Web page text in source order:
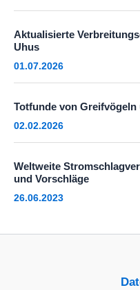
Aktualisierte
Uhus
01.07.2026
Totfunde von Greifvögeln
02.02.2026
Weltweite
und Vorschläge
26.06.2023